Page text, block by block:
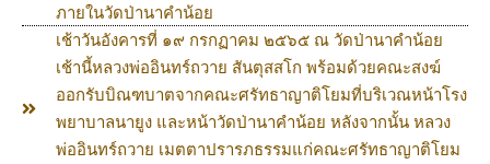
ภายในวัดป่านาคำน้อย
เช้าวันอังคารที่ ๑๙ กรกฏาคม ๒๕๖๕ ณ วัดป่านาคำน้อย
เช้านี้หลวงพ่ออินทร์ถวาย สันตุสสโก พร้อมด้วยคณะสงฆ์
ออกรับบิณฑบาตจากคณะศรัทธาญาติโยมที่บริเวณหน้าโรง
พยาบาลนายูง และหน้าวัดป่านาคำน้อย หลังจากนั้น หลวง
พ่ออินทร์ถวาย เมตตาปรารภธรรมแก่คณะศรัทธาญาติโยม